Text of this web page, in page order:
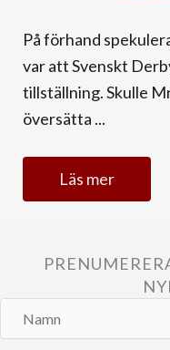
På förhand
var att Svenskt
tillställning. Skulle
översätta ...
Läs mer
Namn